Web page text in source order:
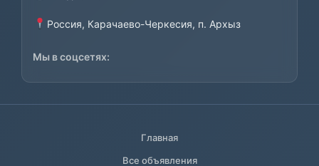
Россия, Карачаево-Черкесия, п. Архыз
Мы в соцсетях:
Главная
Все объявления